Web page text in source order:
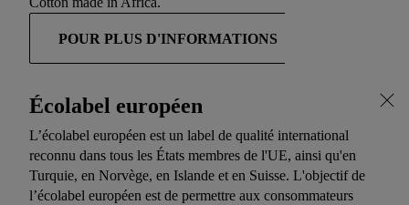
POUR PLUS D'INFORMATIONS
Écolabel européen
L’écolabel européen est un label de qualité international
reconnu dans tous les États membres de l'UE, ainsi qu'en
Turquie, en Norvège, en Islande et en Suisse. L'objectif de
l’écolabel européen est de permettre aux consommateurs